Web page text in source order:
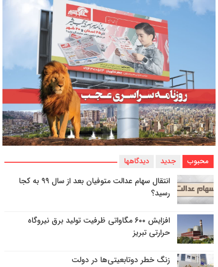
محبوب جدید دیدگاهها
انتقال سهام عدالت متوفیان بعد از سال ۹۹ به کجا
رسید؟
افزایش ۶۰۰ مگاواتی ظرفیت تولید برق نیروگاه
حرارتی تبریز
زنگ خطر دوتابعیتی‌ها در دولت